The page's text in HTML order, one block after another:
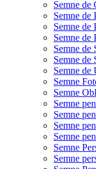
Semne de
Semne de
Semne de
Semne de
Semne de
Semne de
Semne de
Semne
Semne
Semne
Semne
Semne
Semne
Semne
Semne